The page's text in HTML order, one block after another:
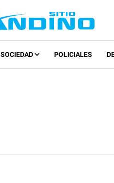
SOCIEDAD POLICIALES